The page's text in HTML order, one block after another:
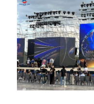
Écran du concert
Location d'écrans à
Mur vidéo LED COB